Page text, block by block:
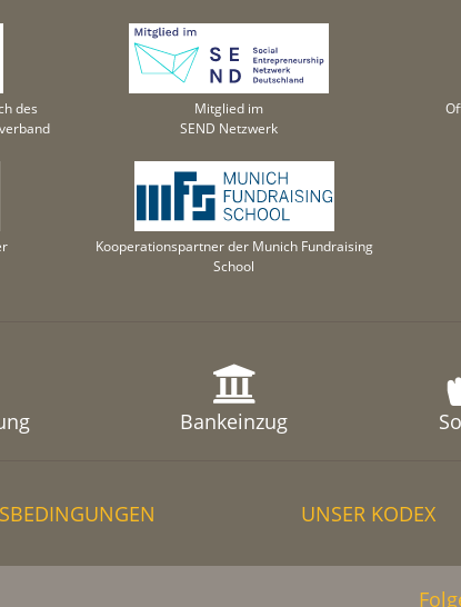
des
Mitglied im
SEND Netzwerk
Kooperationspartner der Munich Fundraising
School
Bankeinzug
UNSER KODEX